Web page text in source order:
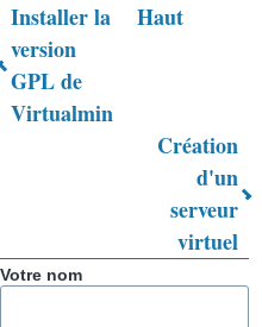
Liens
transversaux
de
Trucs
Installer la
version
GPL de
Virtualmin
Haut
Création
d'un
serveur
virtuel
Votre nom